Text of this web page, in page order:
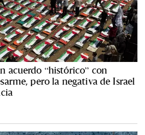
acuerdo “histórico” con
pero la negativa de Israel